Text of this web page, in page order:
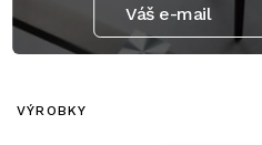
Váš e-mail
VÝROBKY